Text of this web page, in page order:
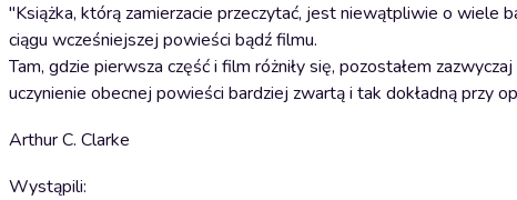
"Książka, którą zamierzacie przeczytać, jest niewątpliwie o wiele
ciągu wcześniejszej powieści bądź filmu.
Tam, gdzie pierwsza część i film różniły się, pozostałem
uczynienie obecnej powieści bardziej zwartą i tak dokładną
Arthur C. Clarke
Wystąpili: